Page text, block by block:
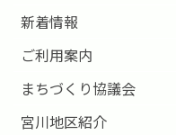
新着情報
ご利用案内
まちづくり協議会
宮川地区紹介